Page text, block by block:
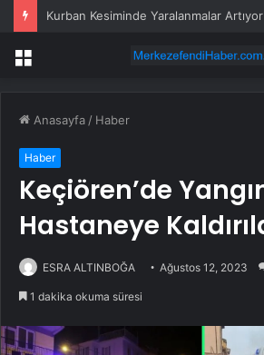
Kurban Kesiminde Yaralanmalar Artıyor
Menü
Anasayfa / Haber
Haber
Keçiören’de
Hastaneye
ESRA ALTINBOĞA Ağustos 12, 2023
1 dakika okuma süresi